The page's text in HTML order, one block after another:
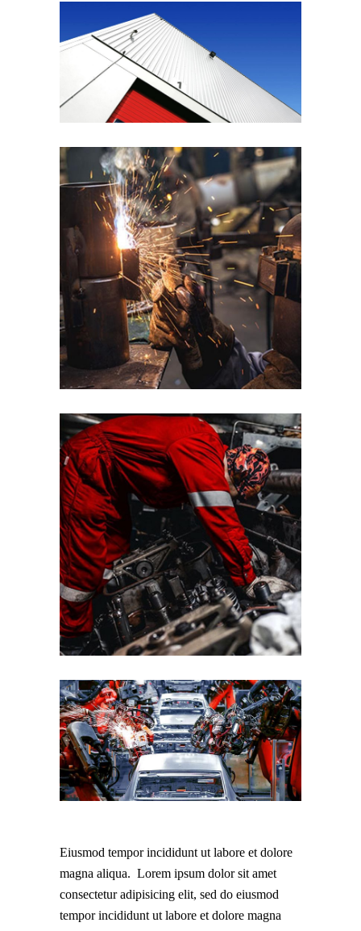
Eiusmod tempor incididunt ut labore et dolore
magna aliqua. Lorem ipsum dolor sit amet
consectetur adipisicing elit, sed do eiusmod
tempor incididunt ut labore et dolore magna